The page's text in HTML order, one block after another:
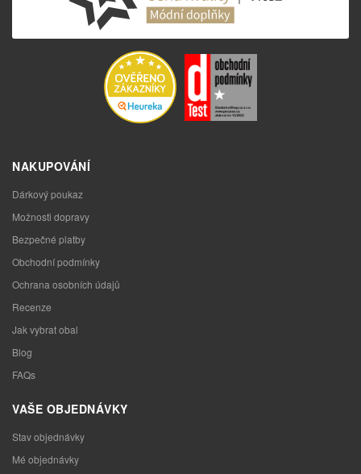
NAKUPOVÁNÍ
Dárkový poukaz
Možnosti dopravy
Bezpečné platby
Obchodní podmínky
Ochrana osobních údajů
Recenze
Jak vybrat obal
Blog
FAQs
VAŠE OBJEDNÁVKY
Stav objednávky
Mé objednávky